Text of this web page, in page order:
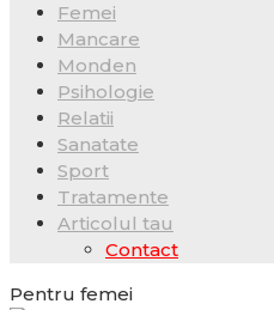
Femei
Mancare
Monden
Psihologie
Relatii
Sanatate
Sport
Tratamente
Articolul tau
Contact
Pentru femei